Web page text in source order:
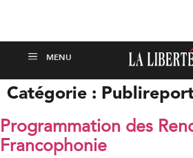
Catégorie :
Programmation des
Francophonie